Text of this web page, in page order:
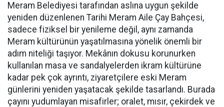
Meram Belediyesi tarafından aslına uygun şekilde
yeniden düzenlenen Tarihi Meram Aile Çay Bahçesi,
sadece fiziksel bir yenileme değil, aynı zamanda
Meram kültürünün yaşatılmasına yönelik önemli bir
adım niteliği taşıyor. Mekânın dokusu korunurken
kullanılan masa ve sandalyelerden ikram kültürüne
kadar pek çok ayrıntı, ziyaretçilere eski Meram
günlerini yeniden yaşatacak şekilde tasarlandı. Burada
çayını yudumlayan misafirler; oralet, mısır, çekirdek ve